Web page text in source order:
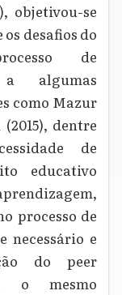
objetivou-se
desafios do
de
a algumas
como Mazur
dentre
de
educativo
processo de
necessário e
do peer
o mesmo